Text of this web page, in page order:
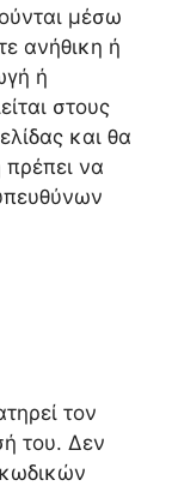
μέσω
ανήθικη ή
ή
στους
και θα
πρέπει να
τον
του. Δεν